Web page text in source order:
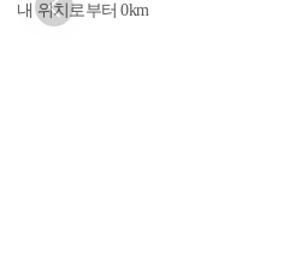
내 위치로부터0km